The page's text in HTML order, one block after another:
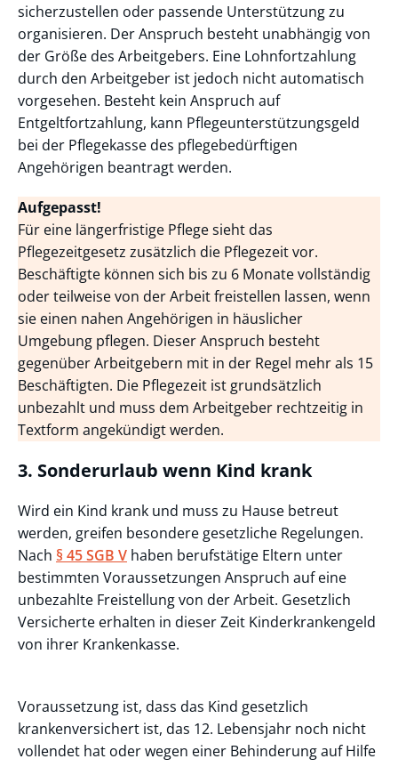
sicherzustellen oder passende Unterstützung zu
organisieren. Der Anspruch besteht unabhängig von
der Größe des Arbeitgebers. Eine Lohnfortzahlung
durch den Arbeitgeber ist jedoch nicht automatisch
vorgesehen. Besteht kein Anspruch auf
Entgeltfortzahlung, kann Pflegeunterstützungsgeld
bei der Pflegekasse des pflegebedürftigen
Angehörigen beantragt werden.
Aufgepasst!
Für eine längerfristige Pflege sieht das
Pflegezeitgesetz zusätzlich die Pflegezeit vor.
Beschäftigte können sich bis zu 6 Monate vollständig
oder teilweise von der Arbeit freistellen lassen, wenn
sie einen nahen Angehörigen in häuslicher
Umgebung pflegen. Dieser Anspruch besteht
gegenüber Arbeitgebern mit in der Regel mehr als 15
Beschäftigten. Die Pflegezeit ist grundsätzlich
unbezahlt und muss dem Arbeitgeber rechtzeitig in
Textform angekündigt werden.
3. Sonderurlaub wenn Kind krank
Wird ein Kind krank und muss zu Hause betreut
werden, greifen besondere gesetzliche Regelungen.
Nach § 45 SGB V haben berufstätige Eltern unter
bestimmten Voraussetzungen Anspruch auf eine
unbezahlte Freistellung von der Arbeit. Gesetzlich
Versicherte erhalten in dieser Zeit Kinderkrankengeld
von ihrer Krankenkasse.
Voraussetzung ist, dass das Kind gesetzlich
krankenversichert ist, das 12. Lebensjahr noch nicht
vollendet hat oder wegen einer Behinderung auf Hilfe